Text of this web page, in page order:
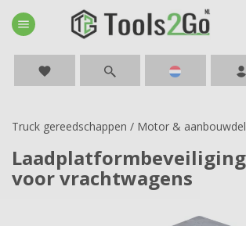
menu
favorite
Truck gereedschappen / Motor &
voor vrachtwagens